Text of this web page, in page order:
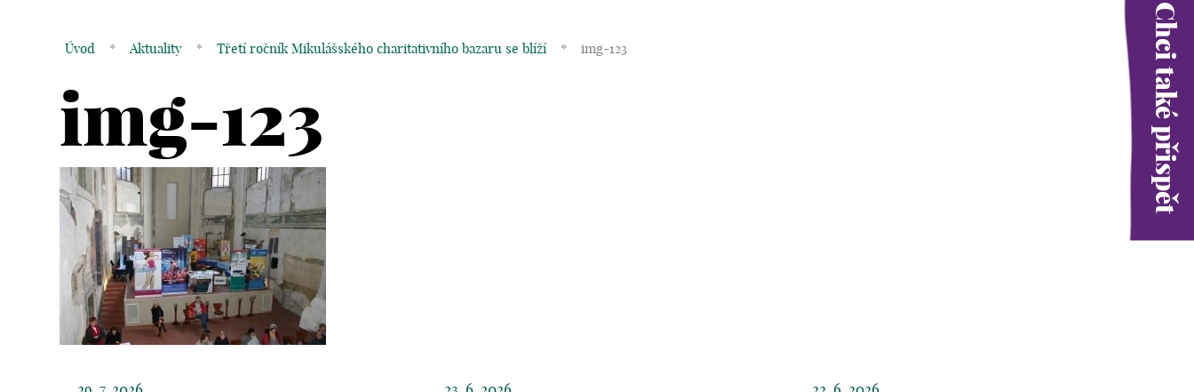
Chci také přispět
Úvod * Aktuality * Třetí ročník Mikulášského charitativního bazaru se blíží * img-123
img-123